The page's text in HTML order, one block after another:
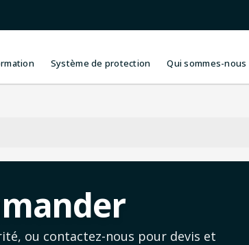
Système de protection Qui sommes-nous
ou contactez-nous pour devis et